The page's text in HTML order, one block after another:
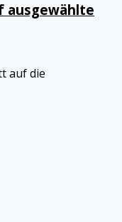
ausgewählte
auf die